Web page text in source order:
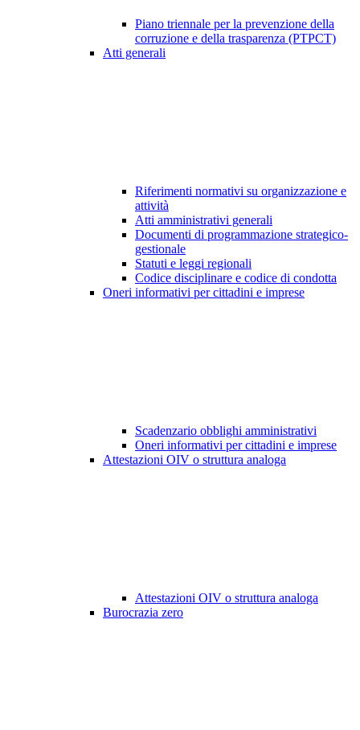
Piano triennale per la prevenzione della
corruzione e della trasparenza (PTPCT)
Atti generali
Riferimenti normativi su organizzazione e
attività
Atti amministrativi generali
Documenti di programmazione strategico-
gestionale
Statuti e leggi regionali
Codice disciplinare e codice di condotta
Oneri informativi per cittadini e imprese
Scadenzario obblighi amministrativi
Oneri informativi per cittadini e imprese
Attestazioni OIV o struttura analoga
Attestazioni OIV o struttura analoga
Burocrazia zero